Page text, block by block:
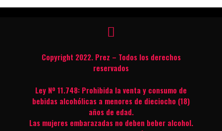
Copyright 2022. Prez – Todos los derechos
reservados
Ley Nº 11.748: Prohibida la venta y consumo de
bebidas alcohólicas a menores de dieciocho (18)
años de edad.
Las mujeres embarazadas no deben beber alcohol.